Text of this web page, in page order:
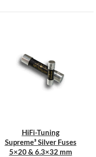
Dieses
Varianten
auf.
Die
Optionen
Produktseite
gewählt
HiFi-Tuning
Supreme³ Silver Fuses
5×20 & 6.3×32 mm